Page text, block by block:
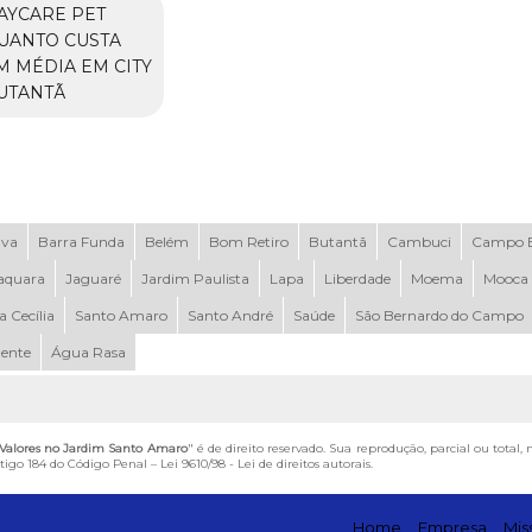
PET
CUSTA
MÉDIA EM CITY
Barra Funda Belém Bom Retiro Butantã Cambuci Campo
Jaguaré Jardim Paulista Lapa Liberdade Moema Mooca
Cecília Santo Amaro Santo André Saúde São Bernardo do Campo
Água Rasa
no Jardim Santo Amaro" é de direito reservado. Sua reprodução, parcial ou
184 do Código Penal – Lei 9610/98 - Lei de direitos autorais.
Home Empresa